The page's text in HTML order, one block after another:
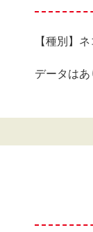
【種別】
データはあ